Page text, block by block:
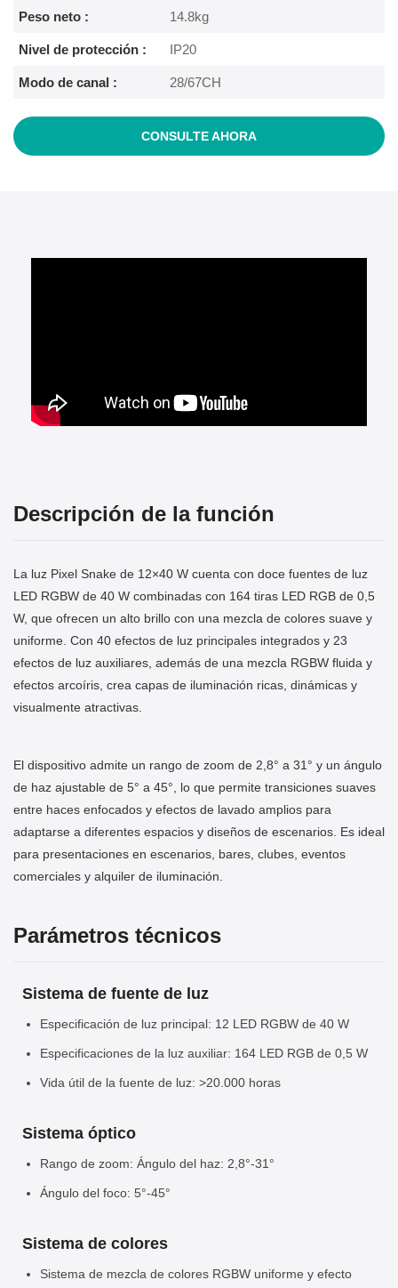
Peso neto : 14.8kg
Nivel de protección : IP20
Modo de canal : 28/67CH
CONSULTE AHORA
Descripción de la función
La luz Pixel Snake de 12×40 W cuenta con doce fuentes de luz
LED RGBW de 40 W combinadas con 164 tiras LED RGB de 0,5
W, que ofrecen un alto brillo con una mezcla de colores suave y
uniforme. Con 40 efectos de luz principales integrados y 23
efectos de luz auxiliares, además de una mezcla RGBW fluida y
efectos arcoíris, crea capas de iluminación ricas, dinámicas y
visualmente atractivas.
El dispositivo admite un rango de zoom de 2,8° a 31° y un ángulo
de haz ajustable de 5° a 45°, lo que permite transiciones suaves
entre haces enfocados y efectos de lavado amplios para
adaptarse a diferentes espacios y diseños de escenarios. Es ideal
para presentaciones en escenarios, bares, clubes, eventos
comerciales y alquiler de iluminación.
Parámetros técnicos
Sistema de fuente de luz
Especificación de luz principal: 12 LED RGBW de 40 W
Especificaciones de la luz auxiliar: 164 LED RGB de 0,5 W
Vida útil de la fuente de luz: >20.000 horas
Sistema óptico
Rango de zoom: Ángulo del haz: 2,8°-31°
Ángulo del foco: 5°-45°
Sistema de colores
Sistema de mezcla de colores RGBW uniforme y efecto